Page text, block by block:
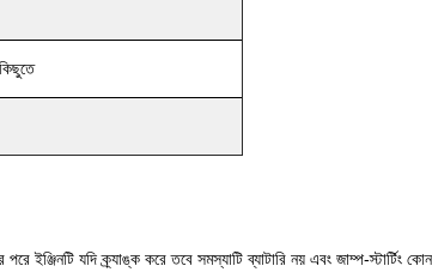
ইঞ্জিনটি যদি ক্র্যাঙ্ক করে তবে সমস্যাটি ব্যাটারি নয় এবং জাম্প-স্টার্টিং